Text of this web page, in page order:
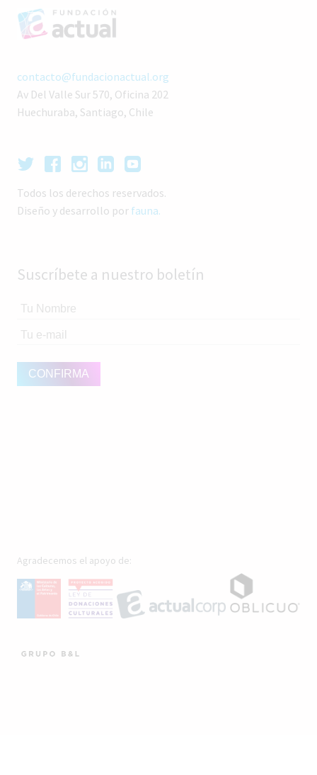
contacto@fundacionactual.org
Av Del Valle Sur 570, Oficina 202
Huechuraba, Santiago, Chile
Todos los derechos reservados.
Diseño y desarrollo por fauna.
Suscríbete a nuestro boletín
Agradecemos el apoyo de: